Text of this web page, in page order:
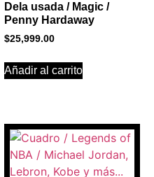
Dela usada / Magic /
Penny Hardaway
$25,999.00
Añadir al carrito